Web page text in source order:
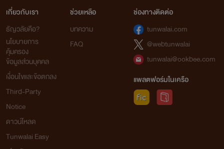
เมียหมอ
: คริส x มายด์ มีลูก อาทิตย์ ทานตะวัน (เพื่อนของ
ชาร์ลและของขวัญ)
-เลี้ยงรัก
เจ้าขา x เลกซัส
-น้องชาย
ขุนพล x นับดาว (ในเรื่องจะมีเรื่องพี่สาว
ทานตะวัน x ไนท์)
-ผูกรักผูกสวาท
เจ้าหญิง x อาทิตย์ (ในเรื่องจะมีเรื่อง
รัก: กาย x เจนนี่)
คลั่งรัก: เดฟ x จันทร์เจ้า (เดฟจะอยู่ในแก๊ง อาทิตย์ กาย)
เกี่ยวกับเรา
ธัญวลัยคือ?
นโยบายการ
คุ้มครอง
ข้อมูลส่วนบุคคล
เงื่อนไขและข้อตกลง
Third-Party
Notice
ดาวน์โหลด
Tunwalai Easy
ช่วยเหลือ
บทความ
FAQ
ช่องทางติดต่อ
tunwalai.com
@webtunwalai
tunwalai@ookbee.com
แพลตฟอร์มในเครือ